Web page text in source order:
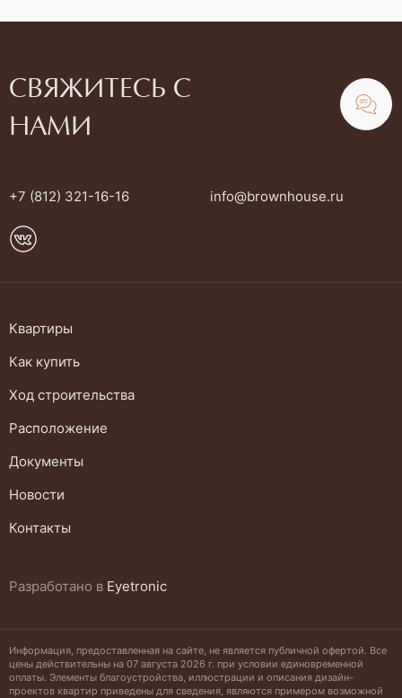
СВЯЖИТЕСЬ С
НАМИ
+7 (812) 321-16-16 info@brownhouse.ru
Квартиры
Как купить
Ход строительства
Расположение
Документы
Новости
Контакты
Разработано в Eyetronic
Информация, предоставленная на сайте, не является публичной офертой. Все
цены действительны на 07 августа 2026 г. при условии единовременной
оплаты. Элементы благоустройства, иллюстрации и описания дизайн-
проектов квартир приведены для сведения, являются примером возможной